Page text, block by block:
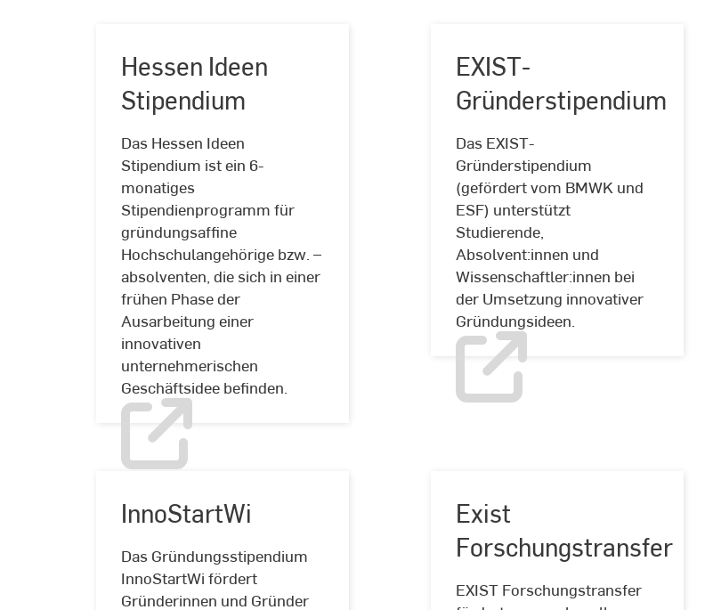
Hessen Ideen
Stipendium
Das Hessen Ideen
Stipendium ist ein 6-
monatiges
Stipendienprogramm für
gründungsaffine
Hochschulangehörige bzw. –
absolventen, die sich in einer
frühen Phase der
Ausarbeitung einer
innovativen
unternehmerischen
Geschäftsidee befinden.
Hessen
Ideen
Stipendium
EXIST-
Gründerstipendium
Das EXIST-
Gründerstipendium
(gefördert vom BMWK und
ESF) unterstützt
Studierende,
Absolvent:innen und
Wissenschaftler:innen bei
der Umsetzung innovativer
Gründungsideen.
EXIST-
InnoStartWi
Das Gründungsstipendium
InnoStartWi fördert
Gründerinnen und Gründer
Exist
Forschungstransfer
EXIST Forschungstransfer